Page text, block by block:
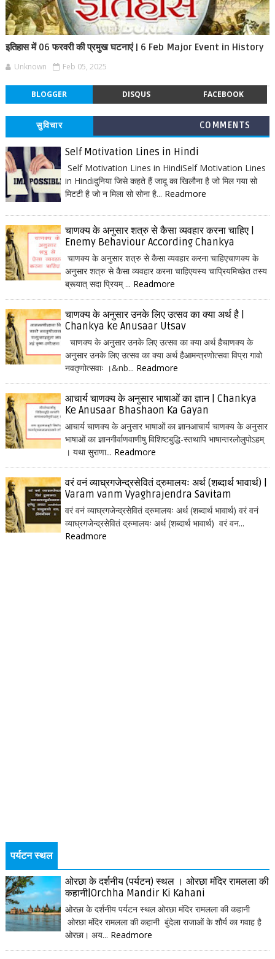
इतिहास में 06 फरवरी की प्रमुख घटनाएं | 6 Feb Major Event in History
Unknown Feb 05, 2025
BLOGGER DISQUS FACEBOOK
सुविचार COMMENTS
Self Motivation Lines in Hindi
Self Motivation Lines in HindiSelf Motivation Lines
in Hindiदुनिया जिसे कहते हैं जादू का खिलौना है जो मिल गया सो
मिटटी है जो न मिला सो सोना है... Readmore
चाणक्य के अनुसार शत्रु से कैसा व्यवहार करना चाहिए |
Enemy Behaviour According Chankya
चाणक्य के अनुसार शत्रु से कैसा व्यवहार करना चाहिएचाणक्य के
अनुसार शत्रु से कैसा व्यवहार करना चाहिएयस्य चाप्रियमिच्छेत तस्य
ब्रूयात् सदा प्रियम् ... Readmore
चाणक्य के अनुसार उनके लिए उत्सव का क्या अर्थ है |
Chankya ke Anusaar Utsav
चाणक्य के अनुसार उनके लिए उत्सव का क्या अर्थ हैचाणक्य के
अनुसार उनके लिए उत्सव का क्या अर्थ हैआमन्त्रणोत्सवा विप्रा गावो
नवतृणोत्सवाः ।&nb... Readmore
आचार्य चाणक्य के अनुसार भाषाओं का ज्ञान | Chankya
Ke Anusaar Bhashaon Ka Gayan
आचार्य चाणक्य के अनुसार भाषाओं का ज्ञानआचार्य चाणक्य के अनुसार
भाषाओं का ज्ञानगीर्वाणवाणीषु विशिष्टबुद्धि-स्तथापि भाषान्तरलोलुपोऽहम्
। यथा सुराणा... Readmore
वरं वनं व्याघ्रगजेन्द्रसेवितं द्रुमालयः अर्थ (शब्दार्थ भावार्थ) |
Varam vanm Vyaghrajendra Savitam
वरं वनं व्याघ्रगजेन्द्रसेवितं द्रुमालयः अर्थ (शब्दार्थ भावार्थ) वरं वनं
व्याघ्रगजेन्द्रसेवितं द्रुमालयः अर्थ (शब्दार्थ भावार्थ) वरं वन...
Readmore
पर्यटन स्थल
ओरछा के दर्शनीय (पर्यटन) स्थल । ओरछा मंदिर रामलला की
कहानी|Orchha Mandir Ki Kahani
ओरछा के दर्शनीय पर्यटन स्थल ओरछा मंदिर रामलला की कहानी
ओरछा मंदिर रामलला की कहानी बुंदेला राजाओं के शौर्य का गवाह है
ओरछा। अय... Readmore